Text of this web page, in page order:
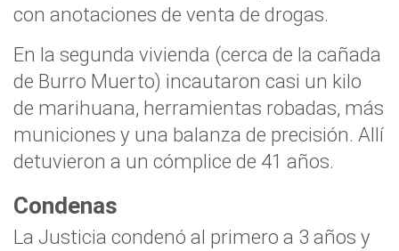
con anotaciones de venta de drogas.
En la segunda vivienda (cerca de la cañada
de Burro Muerto) incautaron casi un kilo
de marihuana, herramientas robadas, más
municiones y una balanza de precisión. Allí
detuvieron a un cómplice de 41 años.
Condenas
La Justicia condenó al primero a 3 años y